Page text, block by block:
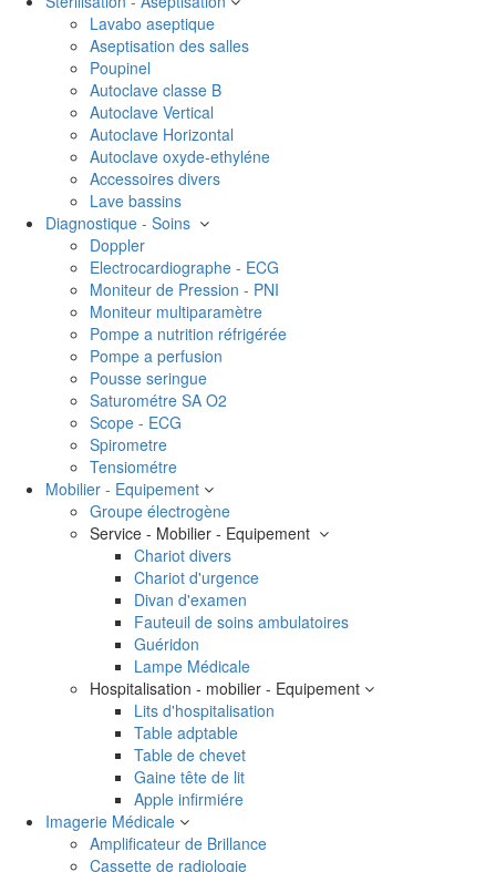
Lavabo aseptique
Aseptisation des salles
Poupinel
Autoclave classe B
Autoclave Vertical
Autoclave Horizontal
Autoclave oxyde-ethyléne
Accessoires divers
Lave bassins
Diagnostique - Soins
Doppler
Electrocardiographe - ECG
Moniteur de Pression - PNI
Moniteur multiparamètre
Pompe a nutrition réfrigérée
Pompe a perfusion
Pousse seringue
Saturométre SA O2
Scope - ECG
Spirometre
Tensiométre
Mobilier - Equipement
Groupe électrogène
Service - Mobilier - Equipement
Chariot divers
Chariot d'urgence
Divan d'examen
Fauteuil de soins ambulatoires
Guéridon
Lampe Médicale
Hospitalisation - mobilier - Equipement
Lits d'hospitalisation
Table adptable
Table de chevet
Gaine tête de lit
Apple infirmiére
Imagerie Médicale
Amplificateur de Brillance
Cassette de radiologie